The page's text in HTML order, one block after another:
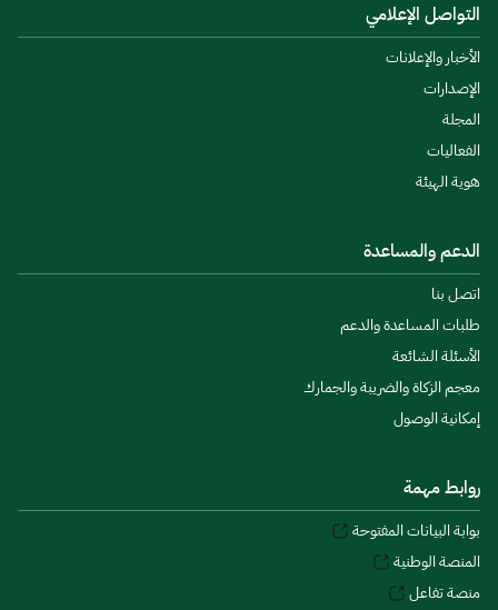
التواصل الإعلامي
الأخبار والإعلانات
الإصدارات
المجلة
الفعاليات
هوية الهيئة
الدعم والمساعدة
اتصل بنا
طلبات المساعدة والدعم
الأسئلة الشائعة
معجم الزكاة والضريبة والجمارك
إمكانية الوصول
روابط مهمة
بوابة البيانات المفتوحة
المنصة الوطنية
منصة تفاعل